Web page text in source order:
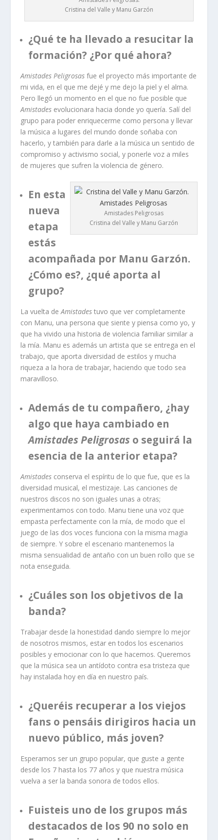
Cristina del Valle y Manu Garzón
¿Qué te ha llevado a resucitar la
formación? ¿Por qué ahora?
Amistades Peligrosas fue el proyecto más importante de
mi vida, en el que me dejé y me dejo la piel y el alma.
Pero llegó un momento en el que no fue posible que
Amistades evolucionara hacia donde yo quería. Salí del
grupo para poder enriquecerme como persona y llevar
la música a lugares del mundo donde soñaba con
hacerlo, y también para darle a la música un sentido de
compromiso y activismo social, y ponerle voz a miles
de mujeres que sufren la violencia de género.
Amistades Peligrosas
Cristina del Valle y Manu Garzón
En esta
nueva
etapa
estás
acompañada por Manu Garzón.
¿Cómo es?, ¿qué aporta al
grupo?
La vuelta deAmistades tuvo que ver completamente
con Manu, una persona que siente y piensa como yo, y
que ha vivido una historia de violencia familiar similar a
la mía. Manu es además un artista que se entrega en el
trabajo, que aporta diversidad de estilos y mucha
riqueza a la hora de trabajar, haciendo que todo sea
maravilloso.
Además de tu compañero, ¿hay
algo que haya cambiado en
Amistades Peligrosas o seguirá la
esencia de la anterior etapa?
Amistades conserva el espíritu de lo que fue, que es la
diversidad musical, el mestizaje. Las canciones de
nuestros discos no son iguales unas a otras;
experimentamos con todo. Manu tiene una voz que
empasta perfectamente con la mía, de modo que el
juego de las dos voces funciona con la misma magia
de siempre. Y sobre el escenario mantenemos la
misma sensualidad de antaño con un buen rollo que se
nota enseguida.
¿Cuáles son los objetivos de la
banda?
Trabajar desde la honestidad dando siempre lo mejor
de nosotros mismos, estar en todos los escenarios
posibles y emocionar con lo que hacemos. Queremos
que la música sea un antídoto contra esa tristeza que
hay instalada hoy en día en nuestro país.
¿Queréis recuperar a los viejos
fans o pensáis dirigiros hacia un
nuevo público, más joven?
Esperamos ser un grupo popular, que guste a gente
desde los 7 hasta los 77 años y que nuestra música
vuelva a ser la banda sonora de todos ellos.
Fuisteis uno de los grupos más
destacados de los 90 no solo en